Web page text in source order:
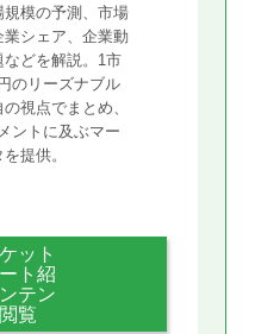
規模の予測、市場
シェア、企業動
などを解説。1市
のリーズナブル
視点でまとめ、
ントに及ぶマー
提供。
ット
ト紹
テン
覧